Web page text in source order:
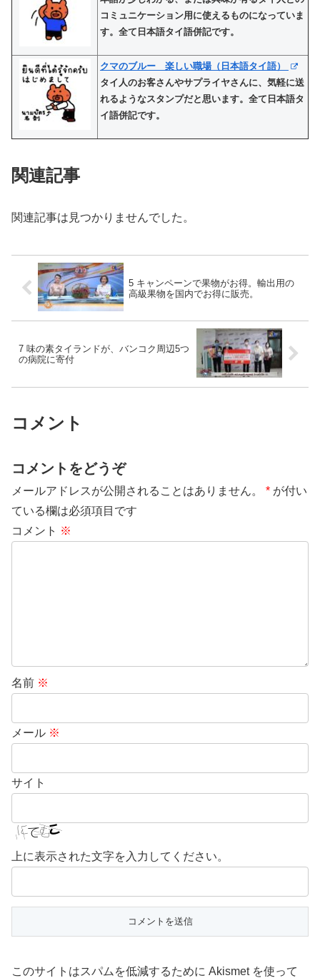
コミュニケーション用に使えるものになっていま
す。全て日本語タイ語併記です。
クマのブルー 楽しい職場（日本語タイ語）
タイ人のお客さんやサプライヤさんに、気軽に送
れるようなスタンプだと思います。全て日本語タ
イ語併記です。
関連記事
関連記事は見つかりませんでした。
5 キャンペーンで果物がお得。輸出用の
高級果物を国内でお得に販売。
7 味の素タイランドが、バンコク周辺5つ
の病院に寄付
コメント
コメントをどうぞ
メールアドレスが公開されることはありません。 * が付い
ている欄は必須項目です
コメント ※
名前 ※
メール ※
サイト
上に表示された文字を入力してください。
このサイトはスパムを低減するために Akismet を使って